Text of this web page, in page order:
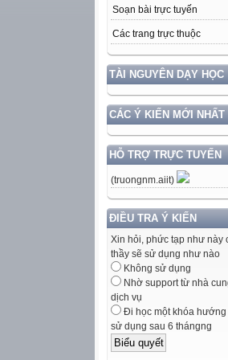
Soạn bài trực tuyến
Các trang trực thuộc
TÀI NGUYÊN DẠY HỌC
CÁC Ý KIẾN MỚI NHẤT
HỖ TRỢ TRỰC TUYẾN
(truongnm.aiit)
ĐIỀU TRA Ý KIẾN
Xin hỏi, phức tạp như này
thầy sẽ sử dụng như nào
Không sử dụng
Nhờ support từ nhà
dịch vụ
Đi học một khóa hướng
sử dụng sau 6 thángng